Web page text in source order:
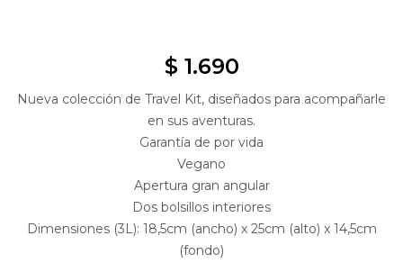
$ 1.690
Nueva colección de Travel Kit, diseñados para acompañarle
en sus aventuras.
Garantía de por vida
Vegano
Apertura gran angular
Dos bolsillos interiores
Dimensiones (3L): 18,5cm (ancho) x 25cm (alto) x 14,5cm
(fondo)